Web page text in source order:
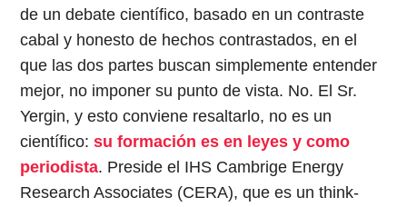
de un debate científico, basado en un contraste
cabal y honesto de hechos contrastados, en el
que las dos partes buscan simplemente entender
mejor, no imponer su punto de vista. No. El Sr.
Yergin, y esto conviene resaltarlo, no es un
científico:su formación es en leyes y como
periodista. Preside el IHS Cambrige Energy
Research Associates (CERA), que es un think-